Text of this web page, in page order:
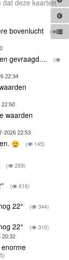
deze kaarten
bovenlucht
(
gevraagd....
(
22:34
22:50
waarden
2026 22:53
( 145)
( 269)
( 616)
22° ( 344)
22° ( 310)
20:32